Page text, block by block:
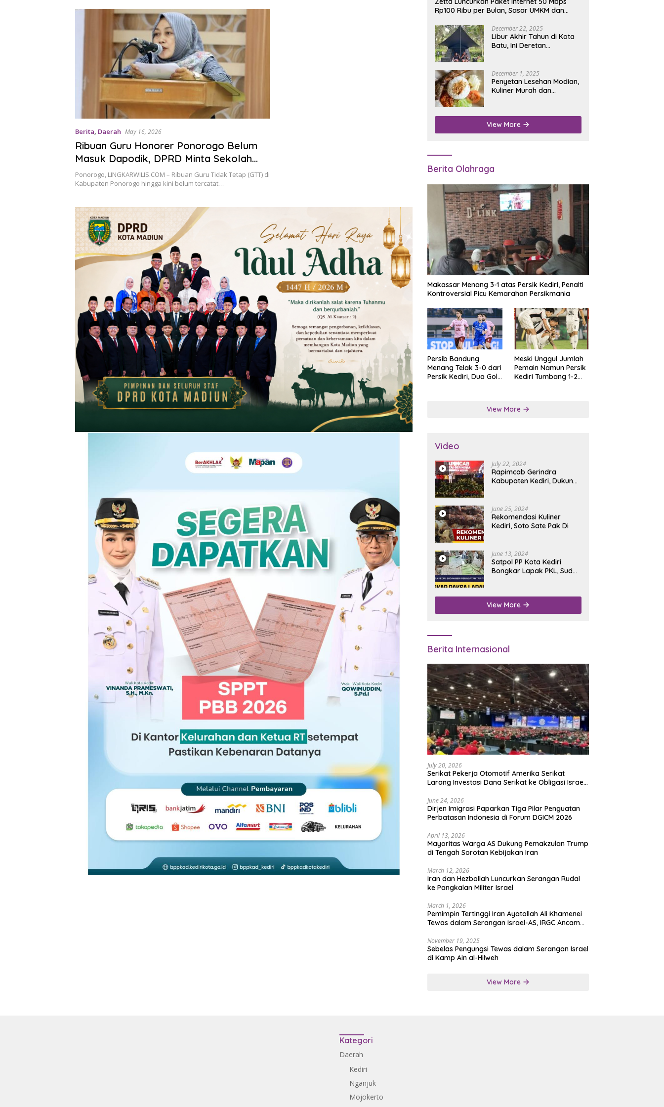
Berita, Daerah May 16, 2026
Ribuan Guru Honorer Ponorogo Belum
Masuk Dapodik, DPRD Minta Sekolah
Tak Dibiarkan Kekurangan Guru
Ponorogo, LINGKARWILIS.COM – Ribuan Guru Tidak Tetap (GTT) di
Kabupaten Ponorogo hingga kini belum tercatat…
Rp100 Ribu per Bulan, Sasar UMKM dan
December 22, 2025
Libur Akhir Tahun di Kota
Batu, Ini Deretan
December 1, 2025
Penyetan Lesehan Modian,
Kuliner Murah dan
Nganjuk
View More
Berita Olahraga
Makassar Menang 3-1 atas Persik Kediri, Penalti
Kontroversial Picu Kemarahan Persikmania
Persib Bandung
Menang Telak 3-0 dari
Persik Kediri, Dua Gol
Meski Unggul Jumlah
Pemain Namun Persik
Kediri Tumbang 1-2
View More
Video
July 22, 2024
Rapimcab Gerindra
Kabupaten Kediri, Dukung
June 25, 2024
Rekomendasi Kuliner
Kediri, Soto Sate Pak Di
June 13, 2024
Satpol PP Kota Kediri
Bongkar Lapak PKL, Sudah
View More
Berita Internasional
July 20, 2026
Serikat Pekerja Otomotif Amerika Serikat
Larang Investasi Dana Serikat ke Obligasi Israel,
June 24, 2026
Dirjen Imigrasi Paparkan Tiga Pilar Penguatan
Perbatasan Indonesia di Forum DGICM 2026
April 13, 2026
Mayoritas Warga AS Dukung Pemakzulan Trump
di Tengah Sorotan Kebijakan Iran
March 12, 2026
Iran dan Hezbollah Luncurkan Serangan Rudal
ke Pangkalan Militer Israel
March 1, 2026
Pemimpin Tertinggi Iran Ayatollah Ali Khamenei
Tewas dalam Serangan Israel-AS, IRGC Ancam
November 19, 2025
Sebelas Pengungsi Tewas dalam Serangan Israel
di Kamp Ain al-Hilweh
View More
Kategori
Daerah
Kediri
Nganjuk
Mojokerto